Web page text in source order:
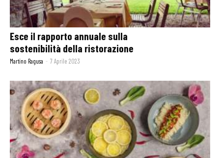
Esce il rapporto annuale sulla
sostenibilità della ristorazione
Martino Ragusa - 7 Aprile 2023